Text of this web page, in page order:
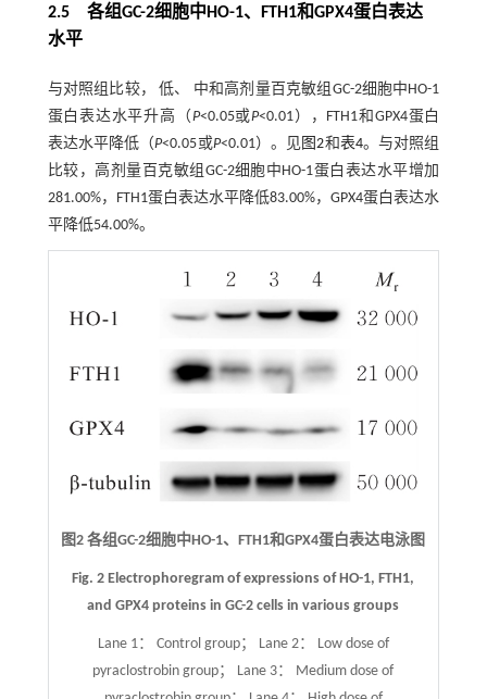
2.5 各组GC-2细胞中HO-1、FTH1和GPX4蛋白表达
水平
与对照组比较， 低、 中和高剂量百克敏组GC-2细胞中HO-1
蛋白表达水平升高（P<0.05或P<0.01），FTH1和GPX4蛋白
表达水平降低（P<0.05或P<0.01）。见图2和表4。与对照组
比较，高剂量百克敏组GC-2细胞中HO-1蛋白表达水平增加
281.00%，FTH1蛋白表达水平降低83.00%，GPX4蛋白表达水
平降低54.00%。
图2 各组GC-2细胞中HO-1、FTH1和GPX4蛋白表达电泳图
Fig. 2 Electrophoregram of expressions of HO-1, FTH1,
and GPX4 proteins in GC-2 cells in various groups
Lane 1： Control group； Lane 2： Low dose of
pyraclostrobin group； Lane 3： Medium dose of